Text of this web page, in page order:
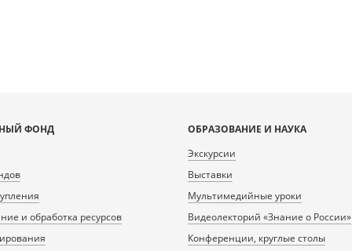
ФОНД
и обработка ресурсов
ОБРАЗОВАНИЕ И НАУКА
Экскурсии
Выставки
Мультимедийные уроки
Видеолекторий «Знание о России»
Конференции, круглые столы